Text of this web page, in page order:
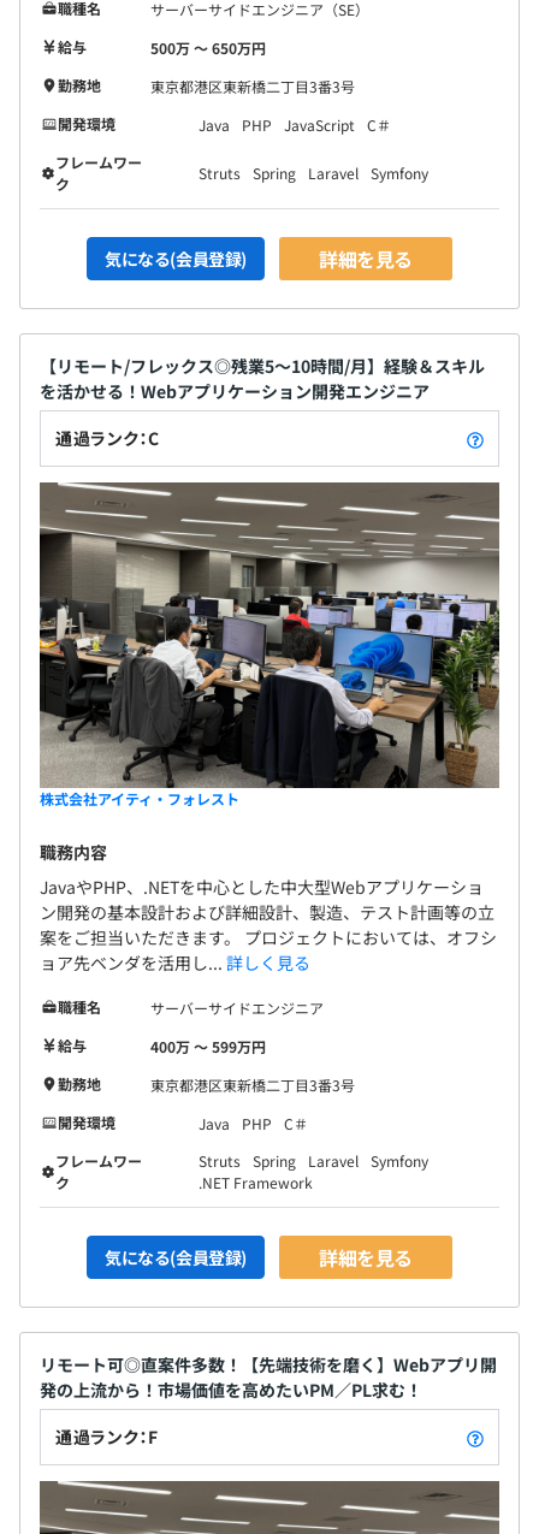
職種名
サーバーサイドエンジニア（SE）
給与
500万 〜 650万円
勤務地
東京都港区東新橋二丁目3番3号
開発環境
Java PHP JavaScript
C＃
フレームワー
ク
Struts Spring Laravel Symfony
気になる(会員登録) 詳細を見る
【リモート/フレックス◎残業5～10時間/月】経験＆スキル
を活かせる！Webアプリケーション開発エンジニア
通過ランク：C
株式会社アイティ・フォレスト
職務内容
JavaやPHP、.NETを中心とした中大型Webアプリケーショ
ン開発の基本設計および詳細設計、製造、テスト計画等の立
案をご担当いただきます。 プロジェクトにおいては、オフシ
ョア先ベンダを活用し... 詳しく見る
職種名
サーバーサイドエンジニア
給与
400万 〜 599万円
勤務地
東京都港区東新橋二丁目3番3号
開発環境
Java PHP
C＃
フレームワー
ク
Struts Spring Laravel Symfony
.NET Framework
気になる(会員登録) 詳細を見る
リモート可◎直案件多数！【先端技術を磨く】Webアプリ開
発の上流から！市場価値を高めたいPM／PL求む！
通過ランク：F